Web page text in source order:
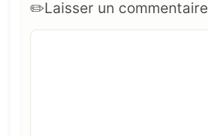
Laisser un commentaire